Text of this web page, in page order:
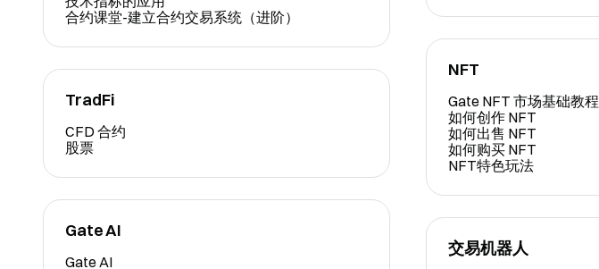
合约课堂-建立合约交易系统（进阶）
TradFi
CFD 合约
股票
Gate AI
Gate AI
NFT
Gate NFT 市场基础教程
如何创作 NFT
如何出售 NFT
如何购买 NFT
NFT特色玩法
交易机器人